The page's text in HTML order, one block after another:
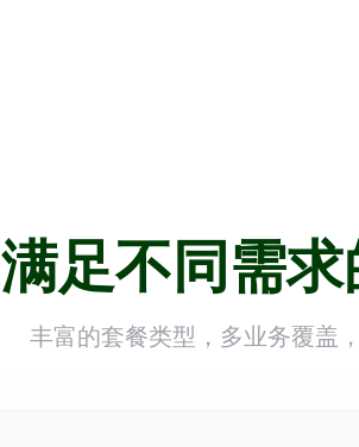
满足不同需
丰富的套餐类型，多业务覆盖